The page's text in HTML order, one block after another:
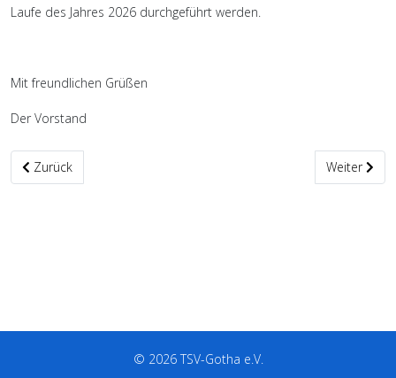
Laufe des Jahres 2026 durchgeführt werden.
Mit freundlichen Grüßen
Der Vorstand
Vorheriger Beitrag: Einladung zur außerordentlichen
Zurück Nächster
Weiter
© 2026 TSV-Gotha e.V.